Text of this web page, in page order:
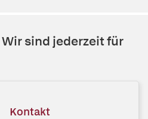
Wir sind jederzeit für
Kontakt